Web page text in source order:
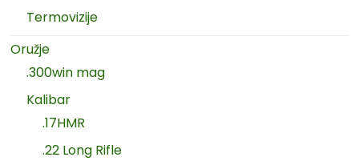
Termovizije
Oružje
.300win mag
Kalibar
.17HMR
.22 Long Rifle